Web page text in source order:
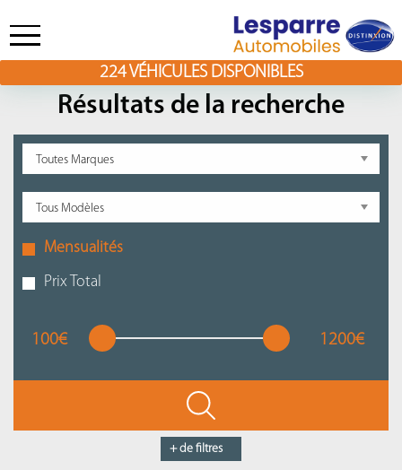
224VÉHICULES DISPONIBLES
Résultats de la recherche
Mensualités
Prix Total
100€ 1200€
+ de filtres